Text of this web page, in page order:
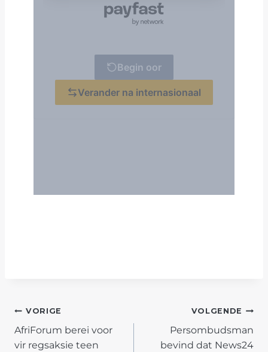
POST
NAVIGATION
VORIGE
AfriForum berei voor
vir regsaksie teen
VOLGENDE
Persombudsman
bevind dat News24